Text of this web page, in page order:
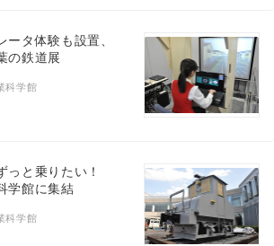
ータ体験も設置、
の鉄道展
科学館
っと乗りたい！
学館に集結
科学館